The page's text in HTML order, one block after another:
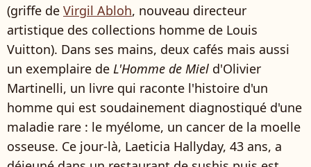
(griffe de Virgil Abloh, nouveau directeur
artistique des collections homme de Louis
Vuitton). Dans ses mains, deux cafés mais aussi
un exemplaire de L'Homme de Miel d'Olivier
Martinelli, un livre qui raconte l'histoire d'un
homme qui est soudainement diagnostiqué d'une
maladie rare : le myélome, un cancer de la moelle
osseuse. Ce jour-là, Laeticia Hallyday, 43 ans, a